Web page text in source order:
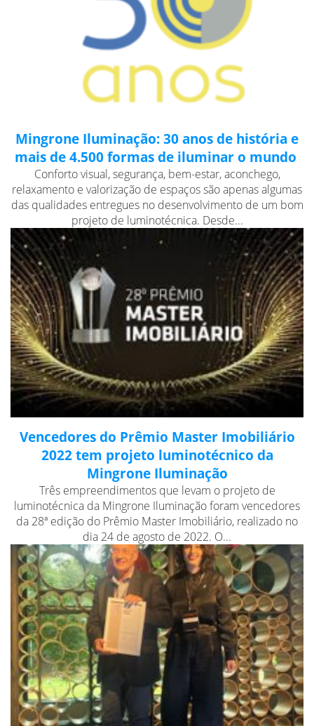
Mingrone Iluminação: 30 anos de história e
mais de 4.500 formas de iluminar o mundo
Conforto visual, segurança, bem-estar, aconchego,
relaxamento e valorização de espaços são apenas algumas
das qualidades entregues no desenvolvimento de um bom
projeto de luminotécnica. Desde...
Vencedores do Prêmio Master Imobiliário
2022 tem projeto luminotécnico da
Mingrone Iluminação
Três empreendimentos que levam o projeto de
luminotécnica da Mingrone Iluminação foram vencedores
da 28ª edição do Prêmio Master Imobiliário, realizado no
dia 24 de agosto de 2022. O...